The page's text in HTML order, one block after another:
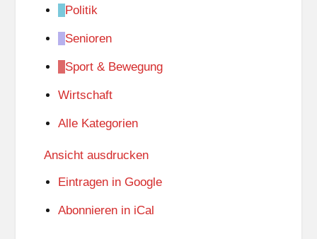
Politik
Senioren
Sport & Bewegung
Wirtschaft
Alle Kategorien
Ansicht ausdrucken
Eintragen in Google
Abonnieren in iCal